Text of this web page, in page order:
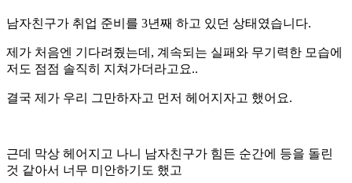
남자친구가 취업 준비를 3년째 하고 있던 상태였습니다.
제가 처음엔 기다려줬는데, 계속되는 실패와 무기력한 모습에
저도 점점 솔직히 지쳐가더라고요..
결국 제가 우리 그만하자고 먼저 헤어지자고 했어요.
근데 막상 헤어지고 나니 남자친구가 힘든 순간에 등을 돌린
것 같아서 너무 미안하기도 했고